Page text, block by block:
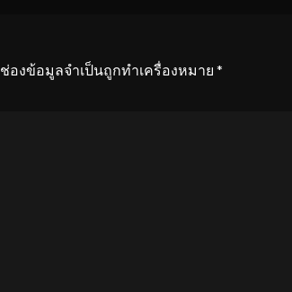
ช่องข้อมูลจำเป็นถูกทำเครื่องหมาย *